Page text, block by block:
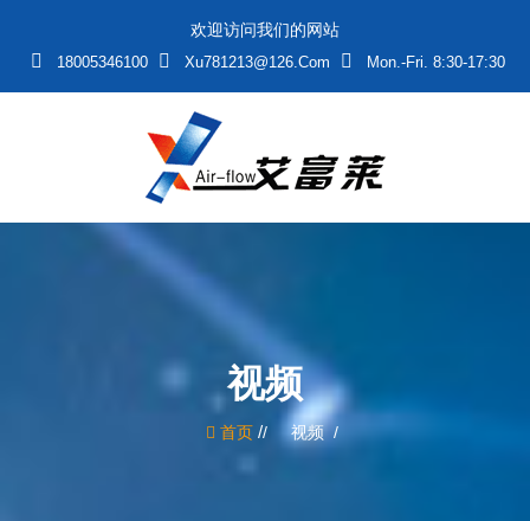
欢迎访问我们的网站
18005346100 Xu781213@126.com Mon.-Fri. 8:30-17:30
视频
首页 / 视频